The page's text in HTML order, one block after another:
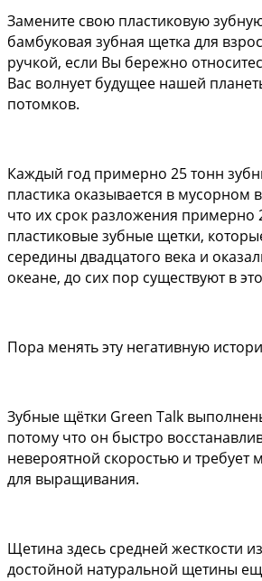
Замените свою пластиковую
бамбуковая зубная щетка для
ручкой, если Вы бережно
Вас волнует будущее нашей
потомков.
Каждый год примерно 25 тонн
пластика оказывается в мусорном
что их срок разложения примерно
пластиковые зубные щетки,
середины двадцатого века и
океане, до сих пор существуют в
Пора менять эту негативную
Зубные щётки Green Talk
потому что он быстро
невероятной скоростью и требует
для выращивания.
Щетина здесь средней жесткости
достойной натуральной щетины